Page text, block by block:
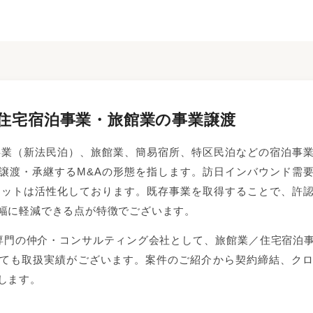
宅宿泊事業・旅館業の事業譲渡
（新法民泊）、旅館業、簡易宿所、特区民泊などの宿泊事
渡・承継するM&Aの形態を指します。訪日インバウンド需
トは活性化しております。既存事業を取得することで、許
に軽減できる点が特徴でございます。
の仲介・コンサルティング会社として、旅館業／住宅宿泊
も取扱実績がございます。案件のご紹介から契約締結、ク
ます。